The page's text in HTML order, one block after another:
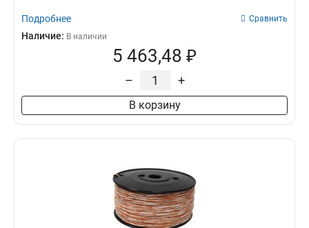
Подробнее Сравнить
Наличие: В наличии
5 463,48 ₽
– +
В корзину